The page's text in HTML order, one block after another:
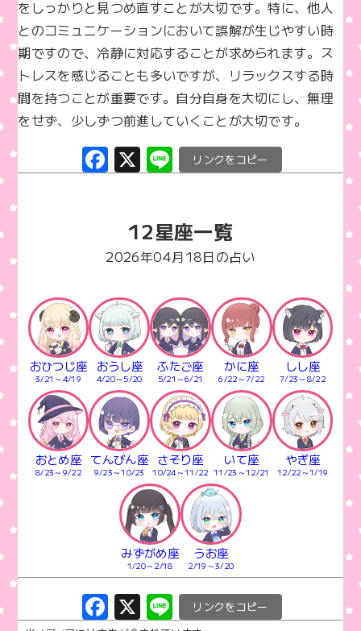
をしっかりと見つめ直すことが大切です。特に、他人
とのコミュニケーションにおいて誤解が生じやすい時
期ですので、冷静に対応することが求められます。ス
トレスを感じることも多いですが、リラックスする時
間を持つことが重要です。自分自身を大切にし、無理
をせず、少しずつ前進していくことが大切です。
F
a
b
o
o
k
X Li
n
C
o
Li
n
k
12星座一覧
2026年04月18日の占い
おひつじ座
3/21～4/19
おうし座
4/20～5/20
ふたご座
5/21～6/21
かに座
6/22～7/22
しし座
7/23～8/22
おとめ座
8/23～9/22
てんびん座
9/23～10/23
さそり座
10/24～11/22
いて座
11/23～12/21
やぎ座
12/22～1/19
みずがめ座
1/20～2/18
うお座
2/19～3/20
F X Li C